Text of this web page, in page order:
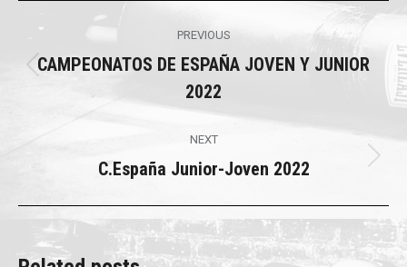
Post
navigation
PREVIOUS
Previous
post:
CAMPEONATOS DE ESPAÑA JOVEN Y JUNIOR
2022
NEXT
Next
C.España Junior-Joven 2022